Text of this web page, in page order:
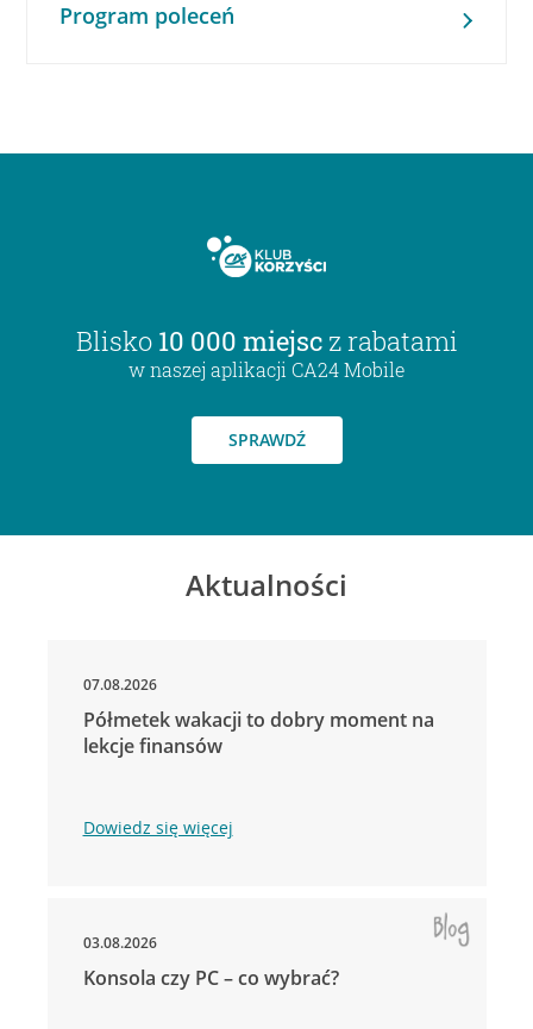
Program poleceń
Blisko 10 000 miejsc z rabatami
w naszej aplikacji CA24 Mobile
SPRAWDŹ
Aktualności
07.08.2026
Półmetek wakacji to dobry moment na
lekcje finansów
Dowiedz się więcej
03.08.2026
Konsola czy PC – co wybrać?